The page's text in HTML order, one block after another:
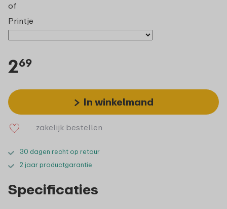
of
Printje
269
In winkelmand
zakelijk bestellen
30 dagen recht op retour
2 jaar productgarantie
Specificaties